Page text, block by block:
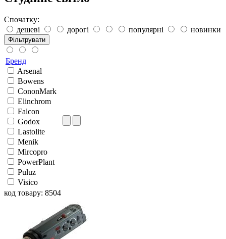
Спочатку:
дешеві
дорогі популярні новинки
Фільтрувати
Бренд
Arsenal
Bowens
CononMark
Elinchrom
Falcon
Godox
Lastolite
Menik
Mircopro
PowerPlant
Puluz
Visico
код товару: 8504